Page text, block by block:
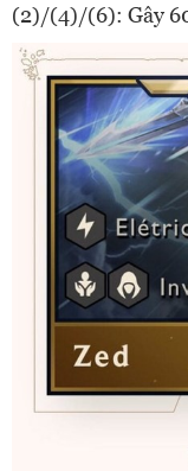
(2)/(4)/(6): Gây